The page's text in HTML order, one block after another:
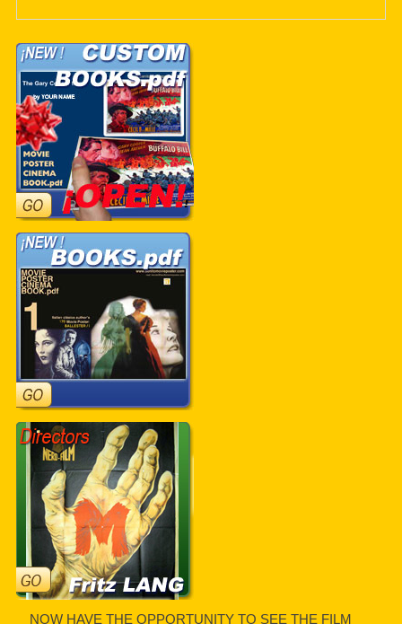
NOW HAVE THE OPPORTUNITY TO SEE THE FILM